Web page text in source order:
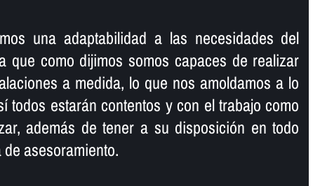
una adaptabilidad a las necesidades del
que como dijimos somos capaces de realizar
a medida, lo que nos amoldamos a lo
todos estarán contentos y con el trabajo como
además de tener a su disposición en todo
asesoramiento.